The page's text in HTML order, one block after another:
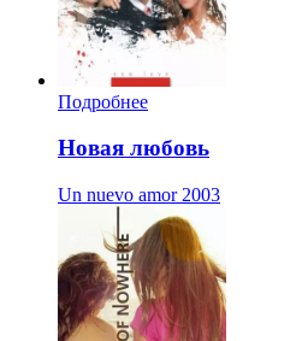
Подробнее
Новая любовь
Un nuevo amor 2003